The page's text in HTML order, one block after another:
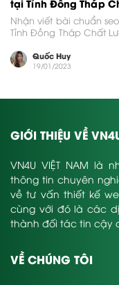
tại Tỉnh Đồng Tháp
Lượng Lên Top Google
Nhận viết bài chuẩn
Tỉnh Đồng Tháp Chất
cạnh tranh...
Quốc Huy
19/01/2023
GIỚI THIỆU VỀ
VN4U VIỆT NAM là
thông tin chuyên
về tư vấn thiết kế
cùng với đó là các
thành đối tác tin cậy
VỀ CHÚNG TÔI